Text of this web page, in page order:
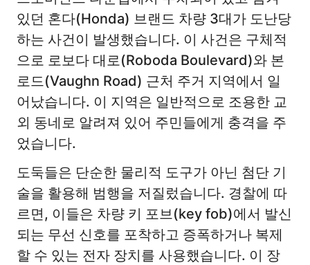
있던 혼다(Honda) 브랜드 차량 3대가 도난당
하는 사건이 발생했습니다. 이 사건은 구체적
으로 로보다 대로(Roboda Boulevard)와 본
로드(Vaughn Road) 근처 주거 지역에서 일
어났습니다. 이 지역은 일반적으로 조용한 교
외 동네로 알려져 있어 주민들에게 충격을 주
었습니다.
도둑들은 단순한 물리적 도구가 아닌 첨단 기
술을 활용해 범행을 저질렀습니다. 경찰에 따
르면, 이들은 차량 키 포브(key fob)에서 발신
되는 무선 신호를 포착하고 증폭하거나 복제
할 수 있는 전자 장치를 사용했습니다. 이 장